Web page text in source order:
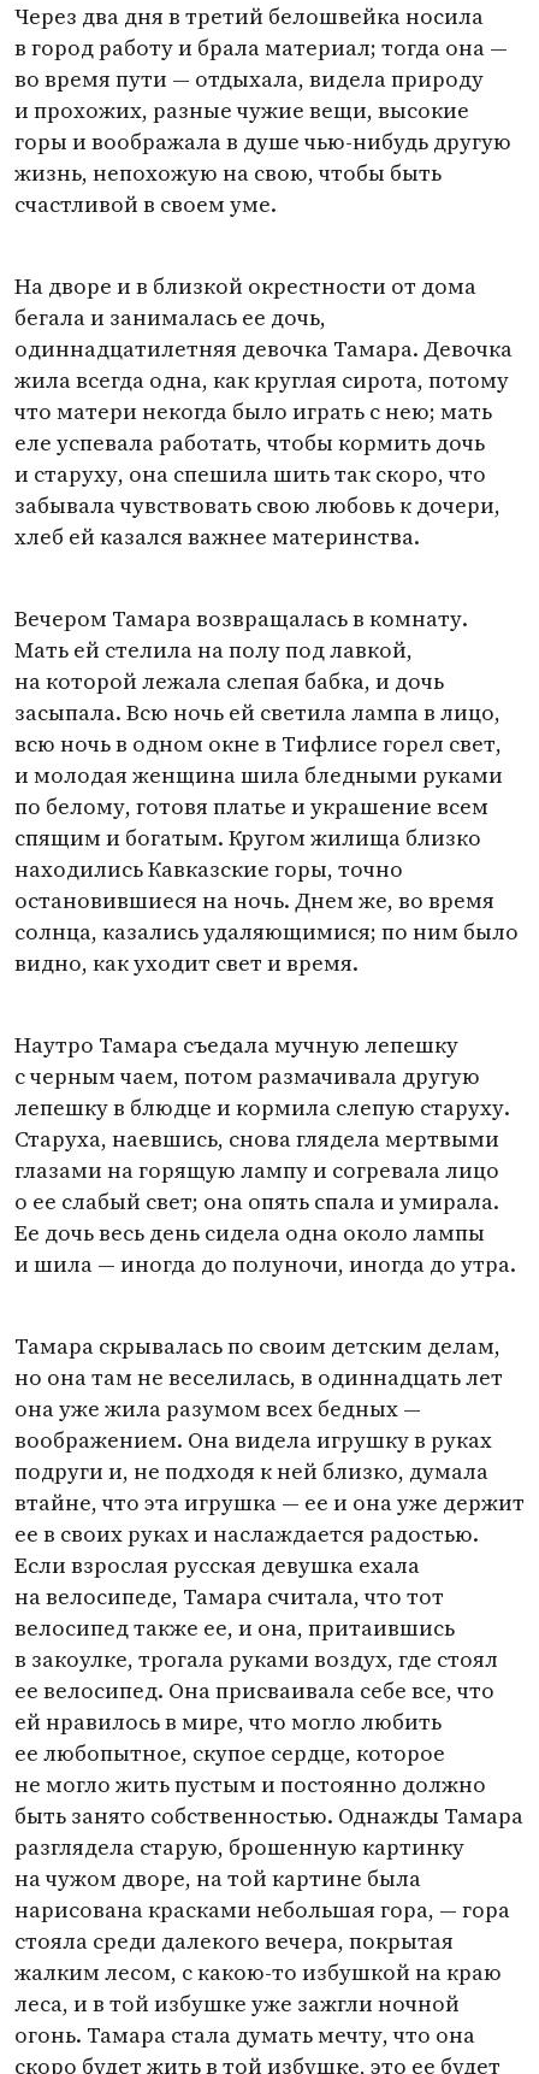
Через два дня в третий белошвейка носила
в город работу и брала материал; тогда она —
во время пути — отдыхала, видела природу
и прохожих, разные чужие вещи, высокие
горы и воображала в душе чью-нибудь другую
жизнь, непохожую на свою, чтобы быть
счастливой в своем уме.
На дворе и в близкой окрестности от дома
бегала и занималась ее дочь,
одиннадцатилетняя девочка Тамара. Девочка
жила всегда одна, как круглая сирота, потому
что матери некогда было играть с нею; мать
еле успевала работать, чтобы кормить дочь
и старуху, она спешила шить так скоро, что
забывала чувствовать свою любовь к дочери,
хлеб ей казался важнее материнства.
Вечером Тамара возвращалась в комнату.
Мать ей стелила на полу под лавкой,
на которой лежала слепая бабка, и дочь
засыпала. Всю ночь ей светила лампа в лицо,
всю ночь в одном окне в Тифлисе горел свет,
и молодая женщина шила бледными руками
по белому, готовя платье и украшение всем
спящим и богатым. Кругом жилища близко
находились Кавказские горы, точно
остановившиеся на ночь. Днем же, во время
солнца, казались удаляющимися; по ним было
видно, как уходит свет и время.
Наутро Тамара съедала мучную лепешку
с черным чаем, потом размачивала другую
лепешку в блюдце и кормила слепую старуху.
Старуха, наевшись, снова глядела мертвыми
глазами на горящую лампу и согревала лицо
о ее слабый свет; она опять спала и умирала.
Ее дочь весь день сидела одна около лампы
и шила — иногда до полуночи, иногда до утра.
Тамара скрывалась по своим детским делам,
но она там не веселилась, в одиннадцать лет
она уже жила разумом всех бедных —
воображением. Она видела игрушку в руках
подруги и, не подходя к ней близко, думала
втайне, что эта игрушка — ее и она уже держит
ее в своих руках и наслаждается радостью.
Если взрослая русская девушка ехала
на велосипеде, Тамара считала, что тот
велосипед также ее, и она, притаившись
в закоулке, трогала руками воздух, где стоял
ее велосипед. Она присваивала себе все, что
ей нравилось в мире, что могло любить
ее любопытное, скупое сердце, которое
не могло жить пустым и постоянно должно
быть занято собственностью. Однажды Тамара
разглядела старую, брошенную картинку
на чужом дворе, на той картине была
нарисована красками небольшая гора, — гора
стояла среди далекого вечера, покрытая
жалким лесом, с какою-то избушкой на краю
леса, и в той избушке уже зажгли ночной
огонь. Тамара стала думать мечту, что она
скоро будет жить в той избушке, это ее будет